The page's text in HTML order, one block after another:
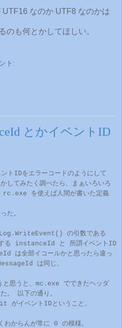
なのか UTF8 なのかは
のも何とかしてほしい。
ト:
とかイベントID
ントIDをエラーコードのようにして
してみたく 調べたら、まぁいろいろ
rc.exe を使えば人間が書いた定義
た。
() の引数である
る instanceId と 所謂イベントID
は全部イコールかと思ったら違っ
Id は同じ。
と思うと、mc.exe ででき たヘッダ
。 以下の通り 。
がイベントID ということ。
わからんが常に 0 の模様。